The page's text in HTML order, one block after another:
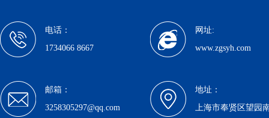
电话：
1734066 8667
网址:
www.zgsyh.com
邮箱：
3258305297@qq.com
地址：
上海市奉贤区望园